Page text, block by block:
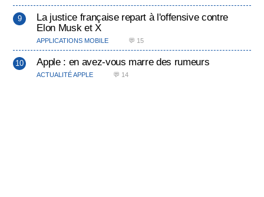
La justice française repart à l'offensive contre
Elon Musk et X
APPLICATIONS MOBILE 💬 15
Apple : en avez-vous marre des rumeurs
ACTUALITÉ APPLE 💬 14